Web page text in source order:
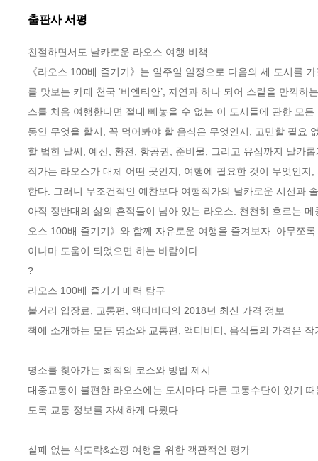
출판사 서평
친절하면서도 날카로운 라오스 여행 비책
《라오스 100배 즐기기》는 일주일 일정으로 다음의 세 도시를
를 맛보는 카페 천국 ‘비엔티안’, 자연과 하나 되어 스릴을 만끽하
스를 처음 여행한다면 절대 빼놓을 수 없는 이 도시들에 관한 모
동안 무엇을 할지, 꼭 먹어봐야 할 음식은 무엇인지, 고민할 필요
할 법한 날씨, 예산, 환전, 항공권, 준비물, 그리고 유심까지 날카
작가는 라오스가 대체 어떤 곳인지, 여행에 필요한 것이 무엇인
한다. 그러니 무조건적인 예찬보다 여행작가의 날카로운 시선과
아직 정반대의 삶의 흔적들이 남아 있는 라오스. 천천히 흐르는
오스 100배 즐기기》와 함께 자유로운 여행을 즐겨보자. 아무쪼
이나마 도움이 되었으면 하는 바람이다.
?
라오스 100배 즐기기 매력 탐구
볼거리 입장료, 교통편, 액티비티의 2018년 최신 가격 정보
책에 소개하는 모든 명소와 교통편, 액티비티, 음식들의 가격은
명소를 찾아가는 최적의 코스와 방법 제시
대중교통이 불편한 라오스에는 도시마다 다른 교통수단이 있기
도록 교통 정보를 자세하게 다뤘다.
실패 없는 식도락&쇼핑 여행을 위한 객관적인 평가